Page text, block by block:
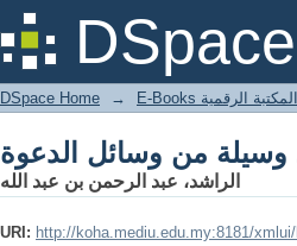
DSpace Home → المكتبة الرقمية
الراشد، عبد الرحمن بن عبد الله
URI: http://koha.mediu.edu.my:8181/